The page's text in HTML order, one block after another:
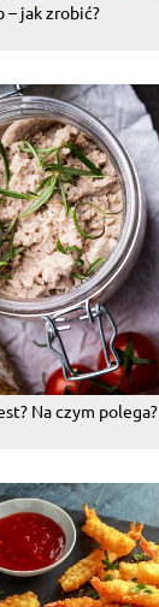
– jak zrobić?
Na czym polega?